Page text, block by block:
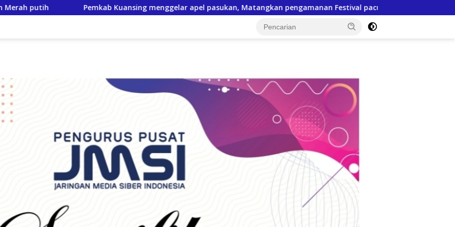
menggelar apel pasukan, Matangkan pengamanan Festival pacu jalur 2026 Tindak Lanjuti MoU, SPR Pertemukan